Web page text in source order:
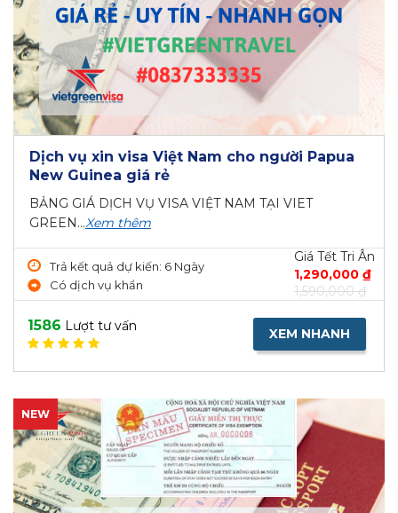
Dịch vụ xin visa Việt Nam cho người Papua
New Guinea giá rẻ
BẢNG GIÁ DỊCH VỤ VISA VIỆT NAM TẠI VIET
GREEN...Xem thêm
Trả kết quả dự kiến: 6 Ngày
Có dịch vụ khẩn
Giá Tết Tri Ân
1,290,000 ₫
1,590,000 ₫
1586 Lượt tư vấn XEM NHANH
NEW